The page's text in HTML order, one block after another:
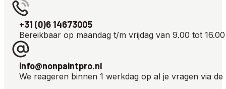
+31 (0)6 14673005
Bereikbaar op maandag t/m vrijdag van 9.00 tot
info@nonpaintpro.nl
We reageren binnen 1 werkdag op al je vragen via de